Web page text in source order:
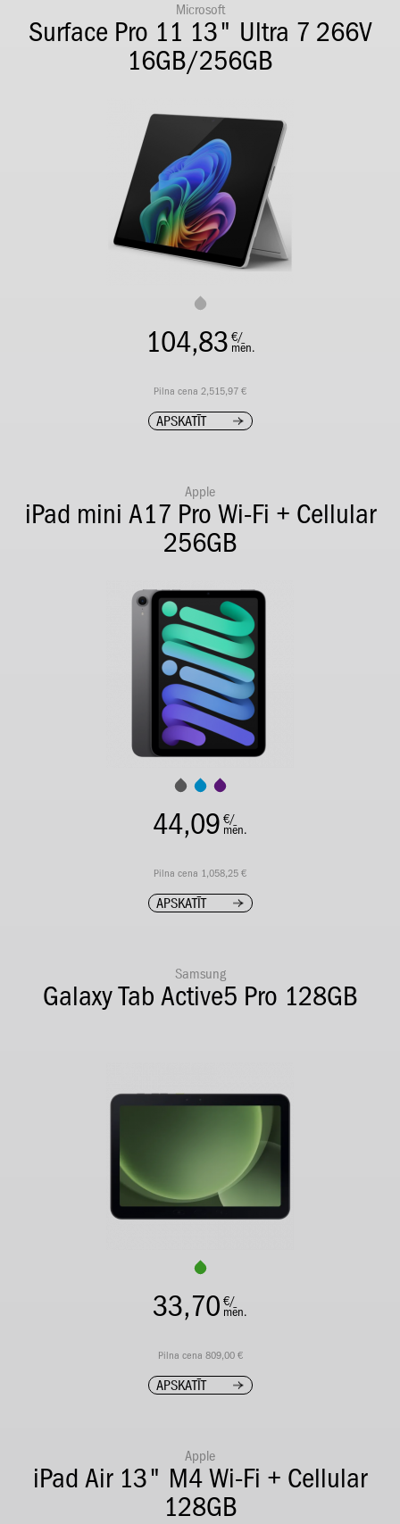
Microsoft
Surface Pro 11 13" Ultra 7 266V
16GB/256GB
104,83 €/
mēn.
Pilna cena 2,515,97 €
APSKATĪT
Apple
iPad mini A17 Pro Wi-Fi + Cellular
256GB
44,09 €/
mēn.
Pilna cena 1,058,25 €
APSKATĪT
Samsung
Galaxy Tab Active5 Pro 128GB
33,70 €/
mēn.
Pilna cena 809,00 €
APSKATĪT
Apple
iPad Air 13" M4 Wi-Fi + Cellular
128GB